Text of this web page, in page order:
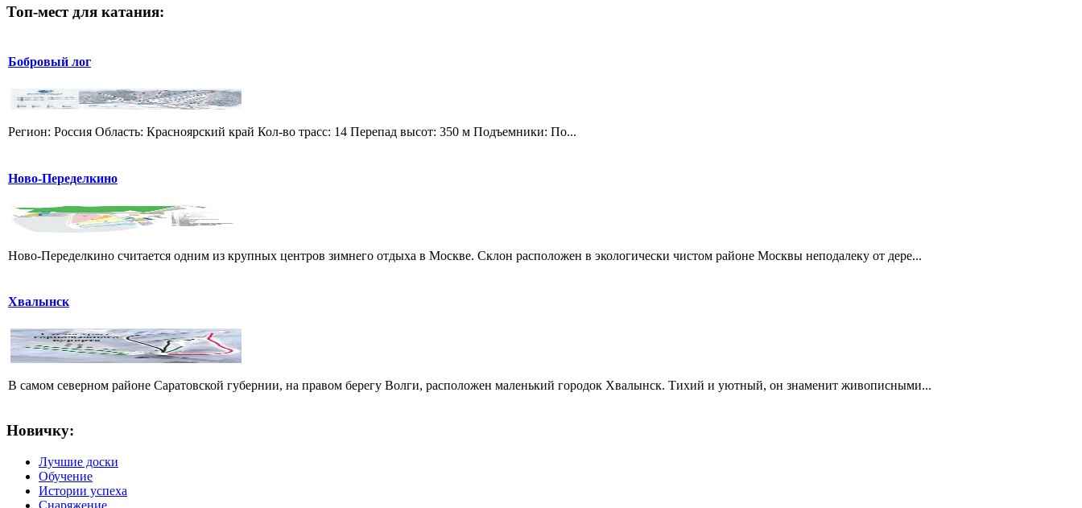
Топ-мест для катания:
Бобровый лог
Регион: Россия Область: Красноярский край Кол-во трасс: 14 Перепад высот: 350 м Подъемники: По...
Ново-Переделкино
Ново-Переделкино считается одним из крупных центров зимнего отдыха в Москве. Склон расположен в экологически чистом районе Москвы неподалеку от дере...
Хвалынск
В самом северном районе Саратовской губернии, на правом берегу Волги, расположен маленький городок Хвалынск. Тихий и уютный, он знаменит живописными...
Новичку:
Лучшие доски
Обучение
Истории успеха
Снаряжение